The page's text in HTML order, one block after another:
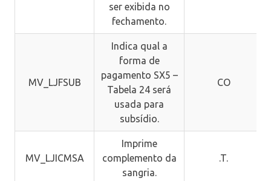
ser exibida no
fechamento.
MV_LJFSUB
Indica qual a
forma de
pagamento SX5 –
Tabela 24 será
usada para
subsídio.
CO
MV_LJICMSA
Imprime
complemento da
sangria.
.T.